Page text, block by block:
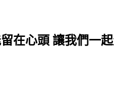
在心頭 讓我們一